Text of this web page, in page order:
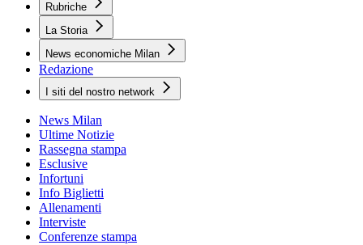
Rubriche
La Storia
News economiche Milan
Redazione
I siti del nostro network
News Milan
Ultime Notizie
Rassegna stampa
Esclusive
Infortuni
Info Biglietti
Allenamenti
Interviste
Conferenze stampa